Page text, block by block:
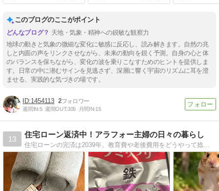
このブログのここがポイント
天地・気象・精神への鋭敏な観察力
地球の動きと気象の微細な変化に敏感に反応し、読み解きます。自然の兆
しと内面の声をリンクさせながら、未来の動向を鋭く予測。自身の心と体
のバランスを保ちながら、変化の波を乗りこなすためのヒントを提供しま
す。日常の中に潜むサインを見逃さず、深層に響く宇宙のリズムに耳を澄
ませる、実践的な気づきの場です。
1454113 2
週間IN:5 週間OUT:305 月間IN:15
13
住宅ローン返済中！アラフォー主婦の日々の暮らし
住宅ローンの完済は2039年。教育費や老後費用をどうやって捻出するか考えながら生活していこう。